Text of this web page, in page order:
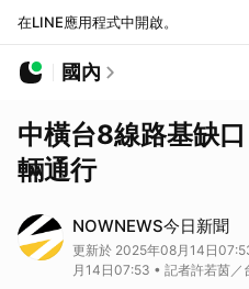
在LINE應用程式中開啟。
國內
中橫台8線路基缺
輛通行
NOWNEWS今日新聞
更新於 2025年08月14日
月14日07:53 • 記者許若茵／